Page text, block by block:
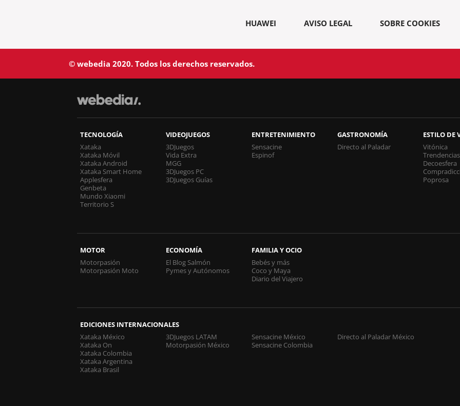
HUAWEI AVISO LEGAL SOBRE COOKIES
© webedia 2020. Todos los derechos reservados.
TECNOLOGÍA
Xataka
Xataka Móvil
Xataka Android
Xataka Smart Home
Applesfera
Genbeta
Mundo Xiaomi
Territorio S
VIDEOJUEGOS
3DJuegos
Vida Extra
MGG
3DJuegos PC
3DJuegos Guías
ENTRETENIMIENTO
Sensacine
Espinof
GASTRONOMÍA
Directo al Paladar
ESTILO DE
Vitónica
Trendencias
Decoesfera
Poprosa
MOTOR
Motorpasión
Motorpasión Moto
ECONOMÍA
El Blog Salmón
Pymes y Autónomos
FAMILIA Y OCIO
Bebés y más
Coco y Maya
Diario del Viajero
EDICIONES INTERNACIONALES
Xataka México
Xataka On
Xataka Colombia
Xataka Argentina
Xataka Brasil
3DJuegos LATAM
Motorpasión México
Sensacine México
Sensacine Colombia
Directo al Paladar México